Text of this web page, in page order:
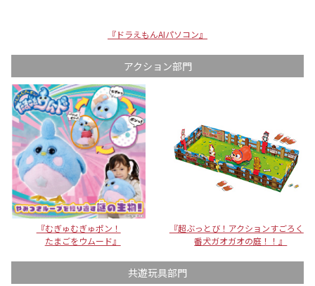
『ドラえもんAIパソコン』
アクション部門
『むぎゅむぎゅポン！
たまごをウムード』
『超ぶっとび！アクションすごろく
番犬ガオガオの庭！！』
共遊玩具部門